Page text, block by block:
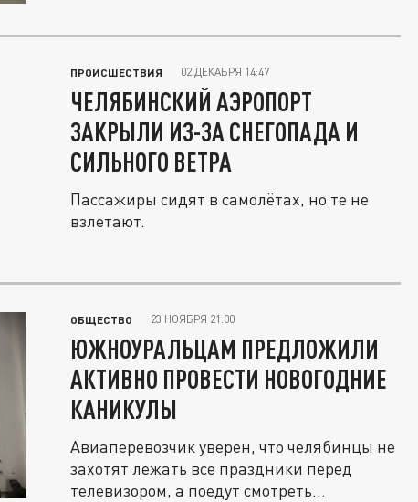
ПРОИСШЕСТВИЯ 02 ДЕКАБРЯ 14:47
ЧЕЛЯБИНСКИЙ АЭРОПОРТ
ЗАКРЫЛИ ИЗ-ЗА СНЕГОПАДА И
СИЛЬНОГО ВЕТРА
Пассажиры сидят в самолётах, но те не
взлетают.
ОБЩЕСТВО 23 НОЯБРЯ 21:00
ЮЖНОУРАЛЬЦАМ ПРЕДЛОЖИЛИ
АКТИВНО ПРОВЕСТИ НОВОГОДНИЕ
КАНИКУЛЫ
Авиаперевозчик уверен, что челябинцы не
захотят лежать все праздники перед
телевизором, а поедут смотреть...